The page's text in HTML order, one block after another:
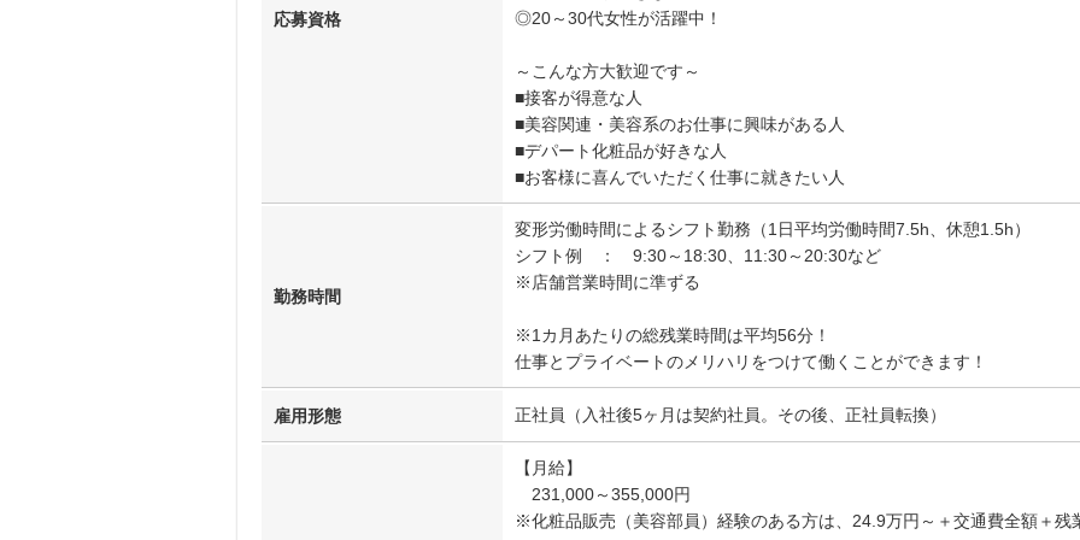
応募資格
◎20～30代女性が活躍中！
～こんな方大歓迎です～
■接客が得意な人
■美容関連・美容系のお仕事に興味がある人
■デパート化粧品が好きな人
■お客様に喜んでいただく仕事に就きたい人
勤務時間
変形労働時間によるシフト勤務（1日平均労働時間7.5h、休憩1.5h）
シフト例 ： 9:30～18:30、11:30～20:30など
※店舗営業時間に準ずる
※1カ月あたりの総残業時間は平均56分！
仕事とプライベートのメリハリをつけて働くことができます！
雇用形態 正社員（入社後5ヶ月は契約社員。その後、正社員転換）
【月給】
231,000～355,000円
※化粧品販売（美容部員）経験のある方は、24.9万円～＋交通費全額＋残